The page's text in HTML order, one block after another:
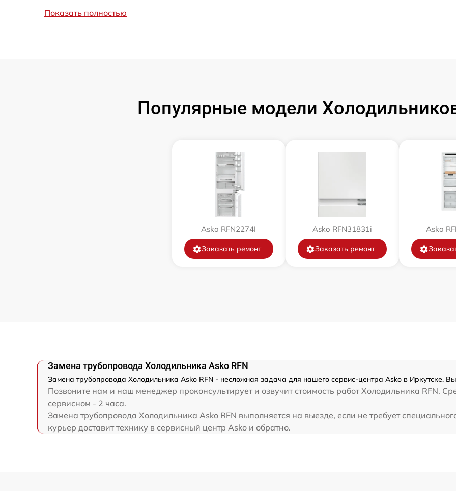
Замена нагревателя оттайки
Показать полностью
Популярные модели
Asko RFN2274I
Заказать ремонт
Asko RFN31831i
Заказать ремонт
Asko
Замена трубопровода Холодильника Asko RFN
Замена трубопровода Холодильника Asko RFN - несложная задача для нашего сервис-центра Asko в Иркутске.
Позвоните нам и наш менеджер проконсультирует и озвучит стоимость работ Холодильника RFN.
сервисном - 2 часа.
Замена трубопровода Холодильника Asko RFN выполняется на выезде, если не требует
курьер доставит технику в сервисный центр Asko и обратно.